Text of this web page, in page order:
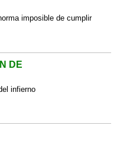
imposible de cumplir
DE
infierno